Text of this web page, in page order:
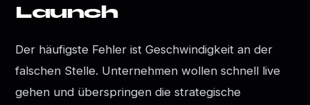
Launch
Der häufigste Fehler ist Geschwindigkeit an der
falschen Stelle. Unternehmen wollen schnell live
gehen und überspringen die strategische